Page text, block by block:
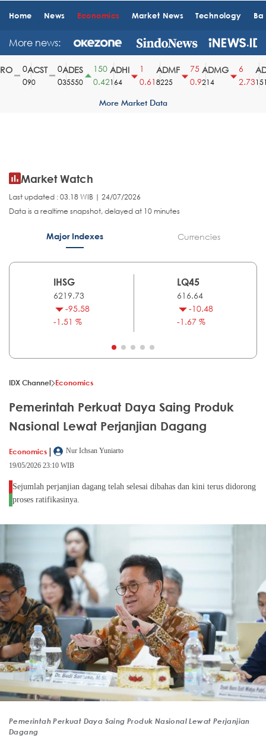
Home News Economics Market News Technology
More news:
ACST
90
ADES
35550
150
0.42
ADHI
164
0.61
ADMF
8225
75
0.9
ADMG
214
2.731510
More Market Data
Market Watch
Last updated : 03.18 WIB | 24/07/2026
Data is a realtime snapshot, delayed at 10 minutes
Major Indexes Currencies
IHSG
6219.73
-95.58
-1.51 %
LQ45
616.64
-10.48
-1.67 %
IDX Channel Economics
Pemerintah Perkuat Daya Saing Produk
Nasional Lewat Perjanjian Dagang
Economics |
Nur Ichsan Yuniarto
19/05/2026 23:10 WIB
Sejumlah perjanjian dagang telah selesai dibahas dan kini terus didorong
proses ratifikasinya.
Pemerintah Perkuat Daya Saing Produk Nasional Lewat Perjanjian
Dagang